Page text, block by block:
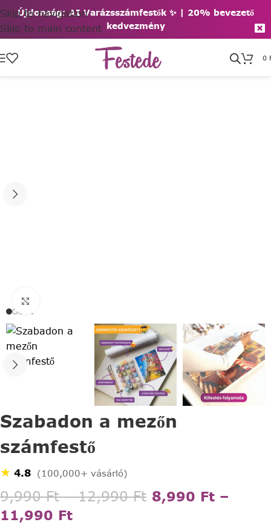
Újdonság: AI Varázsszámfestők ✨ | 20% bevezető
kedvezmény
Skip to navigation
Skip to main content
0
Szabadon a mezőn
számfestő
★ 4.8 (100,000+ vásárló)
9,990Ft – 12,990Ft 8,990 Ft –
11,990 Ft